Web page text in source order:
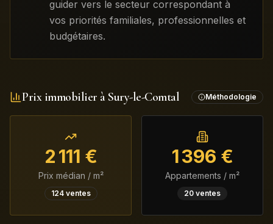
guider vers le secteur correspondant à
vos priorités familiales, professionnelles et
budgétaires.
Prix immobilier à Sury-le-Comtal Méthodologie
2 111 €
Prix médian / m²
124ventes
1 396 €
Appartements / m²
20 ventes